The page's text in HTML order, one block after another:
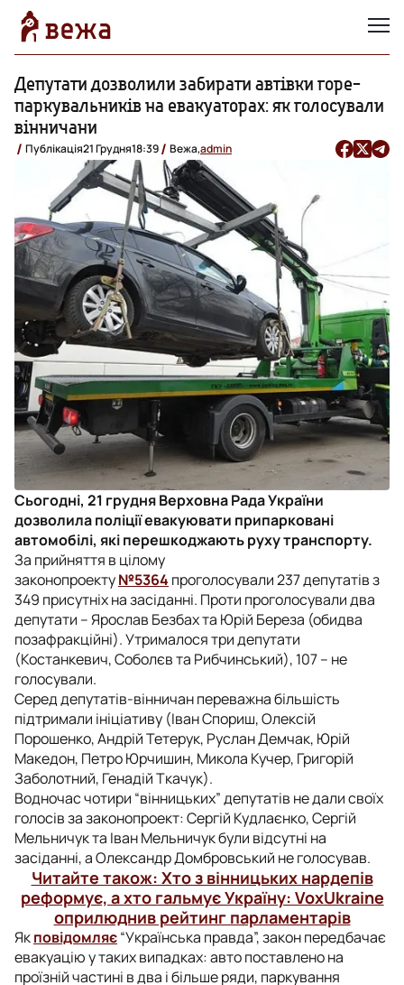
Депутати дозволили забирати автівки горе-
паркувальників на евакуаторах: як голосували
вінничани
Публікація21 Грудня18:39 Вежа,admin
Сьогодні, 21 грудня Верховна Рада України
дозволила поліції евакуювати припарковані
автомобілі, які перешкоджають руху транспорту.
За прийняття в цілому
законопроекту№5364 проголосували 237 депутатів з
349 присутніх на засіданні. Проти проголосували два
депутати – Ярослав Безбах та Юрій Береза (обидва
позафракційні). Утрималося три депутати
(Костанкевич, Соболєв та Рибчинський), 107 – не
голосували.
Серед депутатів-вінничан переважна більшість
підтримали ініціативу (Іван Спориш, Олексій
Порошенко, Андрій Тетерук, Руслан Демчак, Юрій
Македон, Петро Юрчишин, Микола Кучер, Григорій
Заболотний, Генадій Ткачук).
Водночас чотири “вінницьких” депутатів не дали своїх
голосів за законопроект: Сергій Кудлаєнко, Сергій
Мельничук та Іван Мельничук були відсутні на
засіданні, а Олександр Домбровський не голосував.
Читайте також: Хто з вінницьких нардепів
реформує, а хто гальмує Україну: VoxUkraine
оприлюднив рейтинг парламентарів
Якповідомляє“Українська правда”, закон передбачає
евакуацію у таких випадках: авто поставлено на
проїзній частині в два і більше ряди, паркування